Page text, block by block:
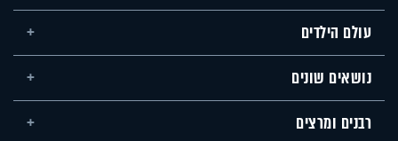
עולם הילדים
נושאים שונים
רבנים ומרצים